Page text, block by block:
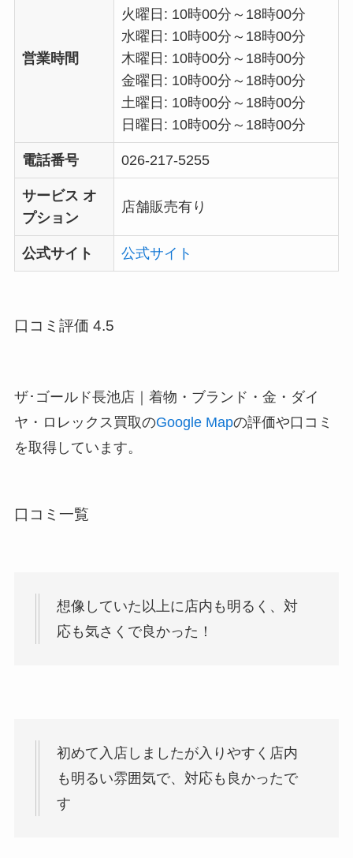
営業時間
火曜日: 10時00分～18時00分
水曜日: 10時00分～18時00分
木曜日: 10時00分～18時00分
金曜日: 10時00分～18時00分
土曜日: 10時00分～18時00分
日曜日: 10時00分～18時00分
電話番号 026-217-5255
サービス オ
プション
店舗販売有り
公式サイト 公式サイト
口コミ評価 4.5
ザ･ゴールド長池店｜着物・ブランド・金・ダイ
ヤ・ロレックス買取のGoogle Mapの評価や口コミ
を取得しています。
口コミ一覧
想像していた以上に店内も明るく、対
応も気さくで良かった！
初めて入店しましたが入りやすく店内
も明るい雰囲気で、対応も良かったで
す